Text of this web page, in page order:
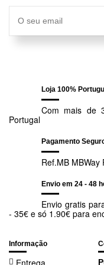
desta área, bem
parceria com
Conhecimento e
ética da marca
Devem ser tidos em
diária. Consulte
Loja 100%
Com mais de
Portugal
Pagamento
Ref.MB MBWay
Envio em 24 - 48
Envio gratis
- 35€ e só 1.90€ para
Informação